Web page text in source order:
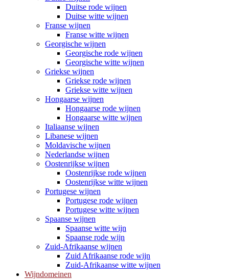
Duitse rode wijnen
Duitse witte wijnen
Franse wijnen
Franse witte wijnen
Georgische wijnen
Georgische rode wijnen
Georgische witte wijnen
Griekse wijnen
Griekse rode wijnen
Griekse witte wijnen
Hongaarse wijnen
Hongaarse rode wijnen
Hongaarse witte wijnen
Italiaanse wijnen
Libanese wijnen
Moldavische wijnen
Nederlandse wijnen
Oostenrijkse wijnen
Oostenrijkse rode wijnen
Oostenrijkse witte wijnen
Portugese wijnen
Portugese rode wijnen
Portugese witte wijnen
Spaanse wijnen
Spaanse witte wijn
Spaanse rode wijn
Zuid-Afrikaanse wijnen
Zuid Afrikaanse rode wijn
Zuid-Afrikaanse witte wijnen
Wijndomeinen